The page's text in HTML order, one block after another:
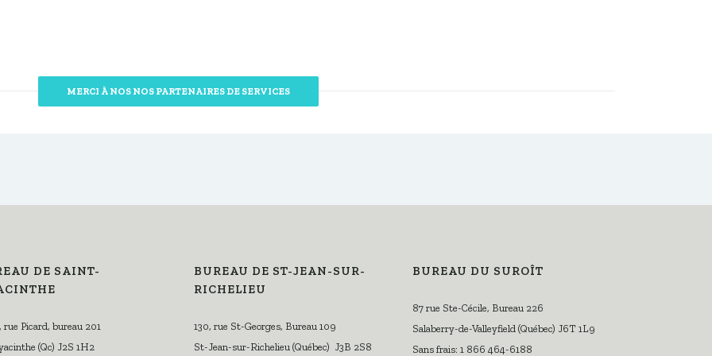
MERCI À NOS NOS PARTENAIRES DE SERVICES
DE SAINT-
rue Picard, bureau 201
(Qc) J2S 1H2
BUREAU DE ST-JEAN-SUR-
RICHELIEU
130, rue St-Georges, Bureau 109
St-Jean-sur-Richelieu (Québec) J3B 2S8
BUREAU DU SUROÎT
87 rue Ste-Cécile, Bureau 226
Salaberry-de-Valleyfield (Québec) J6T 1L9
Sans frais: 1 866 464-6188